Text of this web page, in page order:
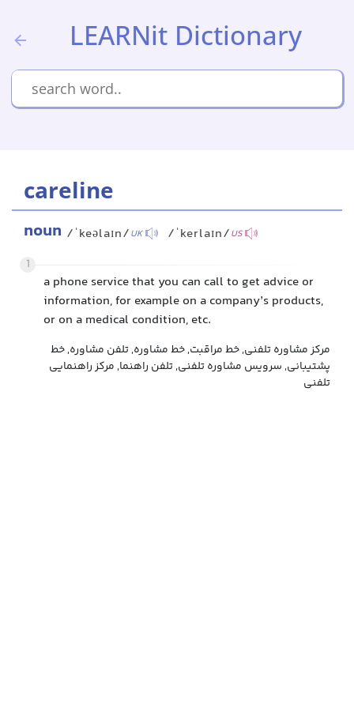
LEARNit Dictionary
careline
noun /ˈkeəlaɪn/UK /ˈkerlaɪn/US
1
a phone service that you can call to get advice or
information, for example on a company’s products,
or on a medical condition, etc.
مرکز مشاوره تلفنی, خط مراقبت, خط مشاوره, تلفن مشاوره, خط
پشتیبانی, سرویس مشاوره تلفنی, تلفن راهنما, مرکز راهنمایی
تلفنی